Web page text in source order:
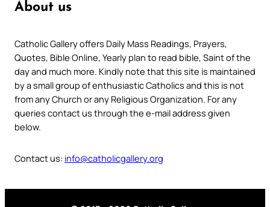
About us
Catholic Gallery offers Daily Mass Readings, Prayers,
Quotes, Bible Online, Yearly plan to read bible, Saint of the
day and much more. Kindly note that this site is maintained
by a small group of enthusiastic Catholics and this is not
from any Church or any Religious Organization. For any
queries contact us through the e-mail address given
below.
Contact us: info@catholicgallery.org